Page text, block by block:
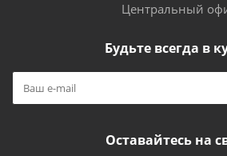
Центральный
Будьте всегда в
Оставайтесь на